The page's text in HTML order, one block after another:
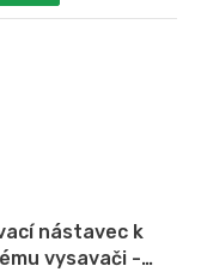
nástavec k
vysavači -